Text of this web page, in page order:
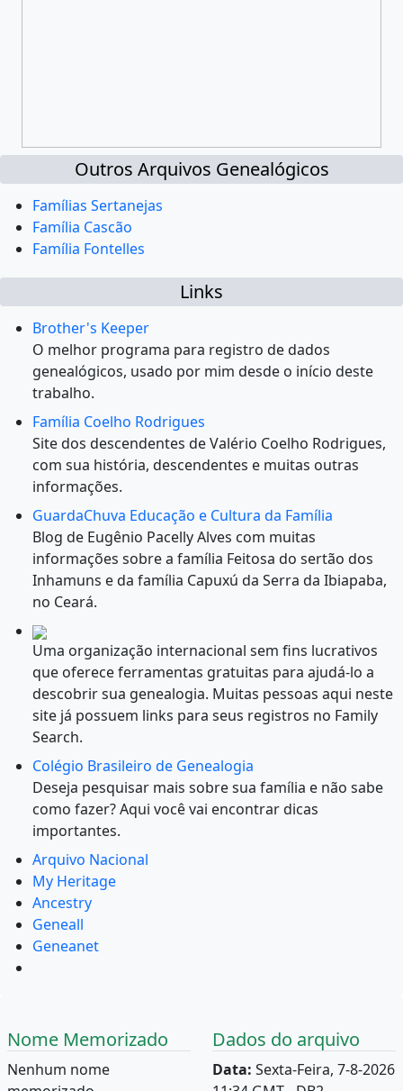
Outros Arquivos Genealógicos
Famílias Sertanejas
Família Cascão
Família Fontelles
Links
Brother's Keeper
O melhor programa para registro de dados
genealógicos, usado por mim desde o início deste
trabalho.
Família Coelho Rodrigues
Site dos descendentes de Valério Coelho Rodrigues,
com sua história, descendentes e muitas outras
informações.
GuardaChuva Educação e Cultura da Família
Blog de Eugênio Pacelly Alves com muitas
informações sobre a família Feitosa do sertão dos
Inhamuns e da família Capuxú da Serra da Ibiapaba,
no Ceará.
Uma organização internacional sem fins lucrativos
que oferece ferramentas gratuitas para ajudá-lo a
descobrir sua genealogia. Muitas pessoas aqui neste
site já possuem links para seus registros no Family
Search.
Colégio Brasileiro de Genealogia
Deseja pesquisar mais sobre sua família e não sabe
como fazer? Aqui você vai encontrar dicas
importantes.
Arquivo Nacional
My Heritage
Ancestry
Geneall
Geneanet
Nome Memorizado
Nenhum nome
Dados do arquivo
Data: Sexta-Feira, 7-8-2026